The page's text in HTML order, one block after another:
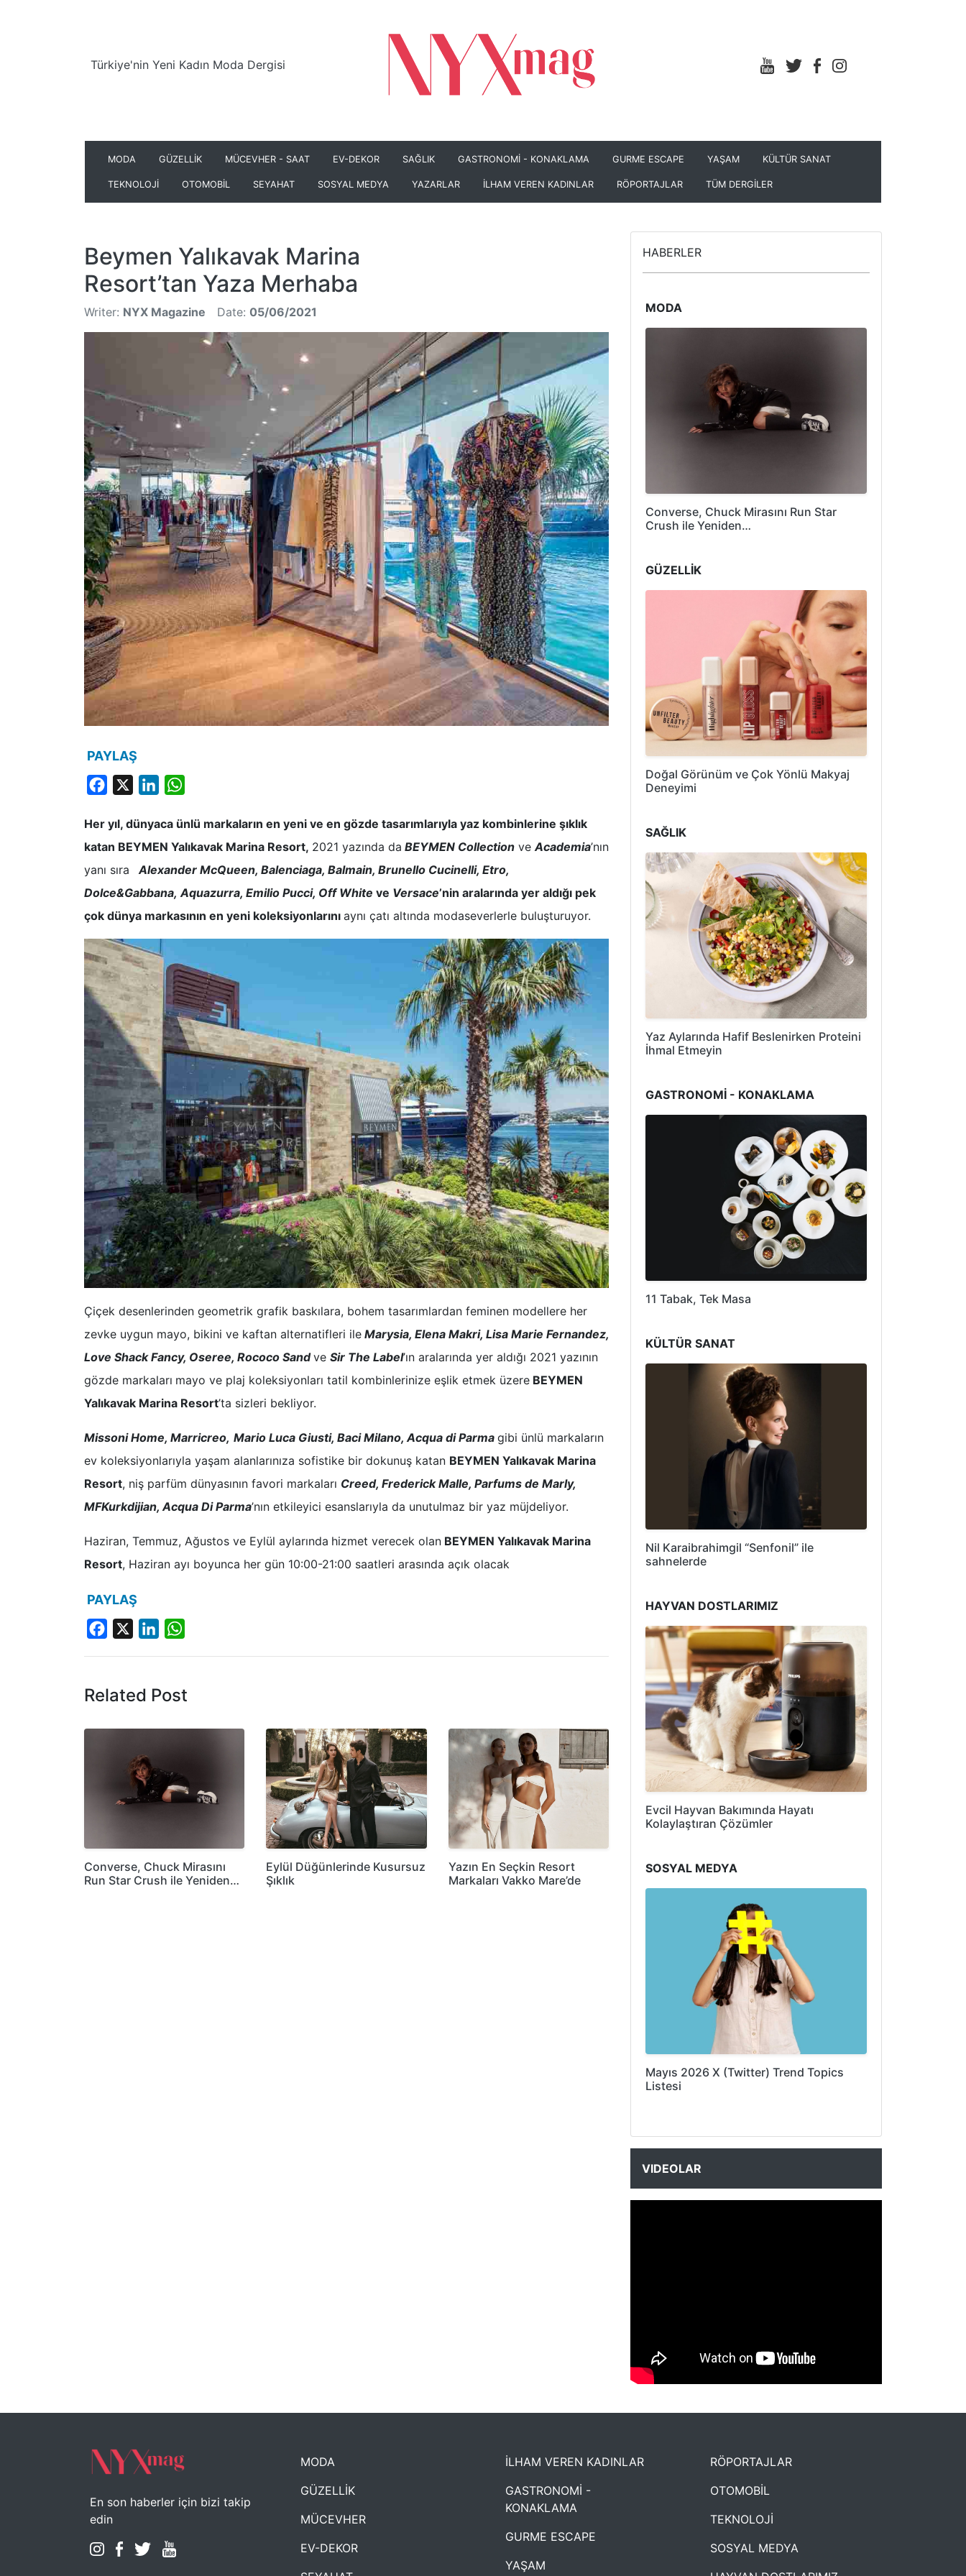
Türkiye'nin Yeni Kadın Moda Dergisi
MODA GÜZELLİK MÜCEVHER - SAAT EV-DEKOR SAĞLIK GASTRONOMİ - KONAKLAMA GURME ESCAPE YAŞAM KÜLTÜR SANAT
TEKNOLOJİ OTOMOBİL SEYAHAT SOSYAL MEDYA YAZARLAR İLHAM VEREN KADINLAR RÖPORTAJLAR TÜM DERGİLER
Beymen Yalıkavak Marina
Resort’tan Yaza Merhaba
Writer: NYX Magazine Date: 05/06/2021
PAYLAŞ
Facebook LinkedIn
Her yıl, dünyaca ünlü markaların en yeni ve en gözde tasarımlarıyla yaz kombinlerine şıklık
katan BEYMEN Yalıkavak Marina Resort, 2021 yazında da BEYMEN Collection ve Academia’nın
yanı sıra
Alexander McQueen, Balenciaga, Balmain, Brunello Cucinelli, Etro,
Dolce&Gabbana, Aquazurra, Emilio Pucci, Off White ve Versace’nin aralarında yer aldığı pek
çok dünya markasının en yeni koleksiyonlarını aynı çatı altında modaseverlerle buluşturuyor.
Çiçek desenlerinden geometrik grafik baskılara, bohem tasarımlardan feminen modellere her
zevke uygun mayo, bikini ve kaftan alternatifleri ile Marysia, Elena Makri, Lisa Marie Fernandez,
Love Shack Fancy, Oseree, Rococo Sandve Sir The Label’ın aralarında yer aldığı 2021 yazının
gözde markaları mayo ve plaj koleksiyonları tatil kombinlerinize eşlik etmek üzere BEYMEN
Yalıkavak Marina Resort’ta sizleri bekliyor.
Missoni Home, Marricreo, Mario Luca Giusti, Baci Milano, Acqua di Parma gibi ünlü markaların
ev koleksiyonlarıyla yaşam alanlarınıza sofistike bir dokunuş katan BEYMEN Yalıkavak Marina
Resort, niş parfüm dünyasının favori markaları Creed, Frederick Malle, Parfums de Marly,
MFKurkdijian, Acqua Di Parma’nın etkileyici esanslarıyla da unutulmaz bir yaz müjdeliyor.
Haziran, Temmuz, Ağustos ve Eylül aylarında hizmet verecek olan BEYMEN Yalıkavak Marina
Resort, Haziran ayı boyunca her gün 10:00-21:00 saatleri arasında açık olacak
PAYLAŞ
Facebook LinkedIn
Related Post
Converse, Chuck Mirasını
Run Star Crush ile Yeniden…
Eylül Düğünlerinde Kusursuz
Şıklık
Yazın En Seçkin Resort
Markaları Vakko Mare’de
HABERLER
MODA
Converse, Chuck Mirasını Run Star
Crush ile Yeniden…
GÜZELLİK
Doğal Görünüm ve Çok Yönlü Makyaj
Deneyimi
SAĞLIK
Yaz Aylarında Hafif Beslenirken Proteini
İhmal Etmeyin
GASTRONOMİ - KONAKLAMA
11 Tabak, Tek Masa
KÜLTÜR SANAT
Nil Karaibrahimgil “Senfonil” ile
sahnelerde
HAYVAN DOSTLARIMIZ
Evcil Hayvan Bakımında Hayatı
Kolaylaştıran Çözümler
SOSYAL MEDYA
Mayıs 2026 X (Twitter) Trend Topics
Listesi
VIDEOLAR
NYXmag 2. Yaş Kutlama Etkinliği
En son haberler için bizi takip
edin
MODA
GÜZELLİK
MÜCEVHER
EV-DEKOR
İLHAM VEREN KADINLAR
GASTRONOMİ -
KONAKLAMA
GURME ESCAPE
YAŞAM
RÖPORTAJLAR
OTOMOBİL
TEKNOLOJİ
SOSYAL MEDYA